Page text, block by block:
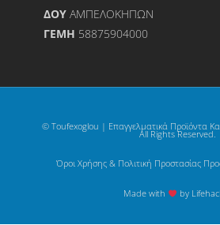
ΔΟΥΑΜΠΕΛΟΚΗΠΩΝ
ΓΕΜΗ 58875904000
© Toufexoglou | Επαγγελματικά Προϊόντα
All Rights Reserved.
Όροι Χρήσης & Πολιτική Προστασίας
Made with by